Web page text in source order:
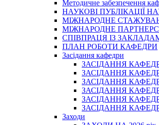
Методичне забезпечення
НАУКОВІ ПУБЛІКАЦІЇ
МІЖНАРОДНЕ
МІЖНАРОДНЕ
СПІВПРАЦЯ ІЗ
ПЛАН РОБОТИ КАФЕДРИ
Засідання кафедри
ЗАСІДАННЯ
ЗАСІДАННЯ
ЗАСІДАННЯ
ЗАСІДАННЯ
ЗАСІДАННЯ
ЗАСІДАННЯ
Заходи